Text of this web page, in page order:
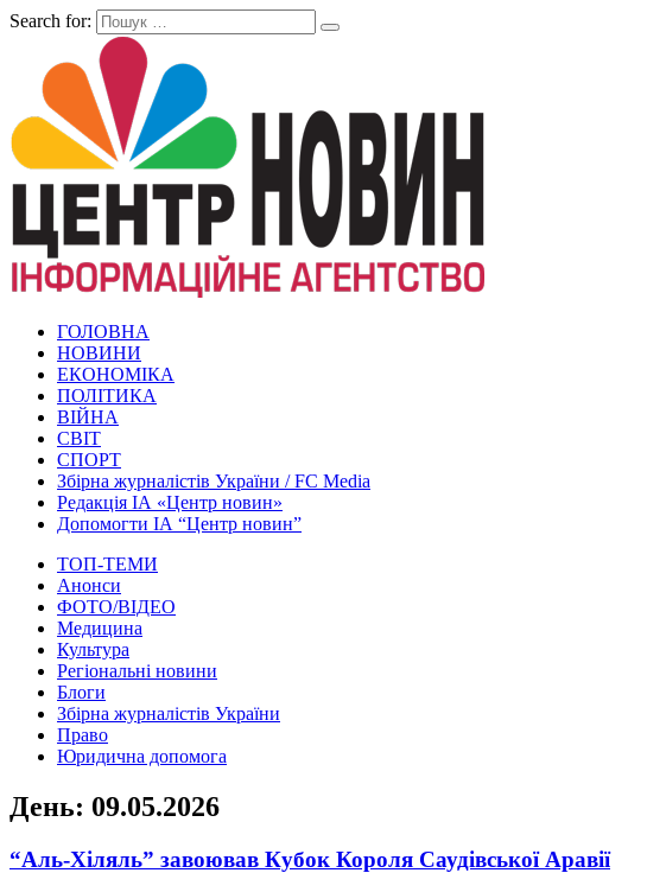
Search for:
ГОЛОВНА
НОВИНИ
ЕКОНОМІКА
ПОЛІТИКА
ВІЙНА
СВІТ
СПОРТ
Збірна журналістів України / FC Media
Редакція ІА «Центр новин»
Допомогти ІА “Центр новин”
ТОП-ТЕМИ
Анонси
ФОТО/ВІДЕО
Медицина
Культура
Регіональні новини
Блоги
Збірна журналістів України
Право
Юридична допомога
День: 09.05.2026
“Аль-Хіляль” завоював Кубок Короля Саудівської Аравії